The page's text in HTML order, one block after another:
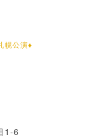
幌公演♦︎
1-6